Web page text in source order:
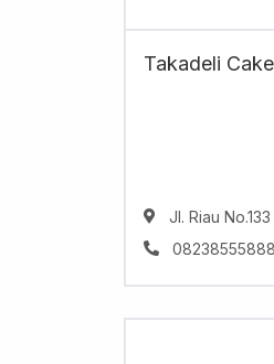
Takadeli
Jl. Riau No.133